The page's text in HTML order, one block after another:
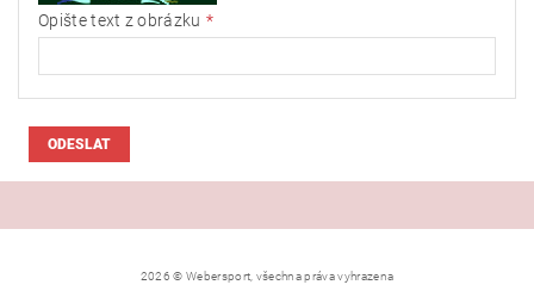
Opište text z obrázku
2026 © Webersport, všechna práva vyhrazena